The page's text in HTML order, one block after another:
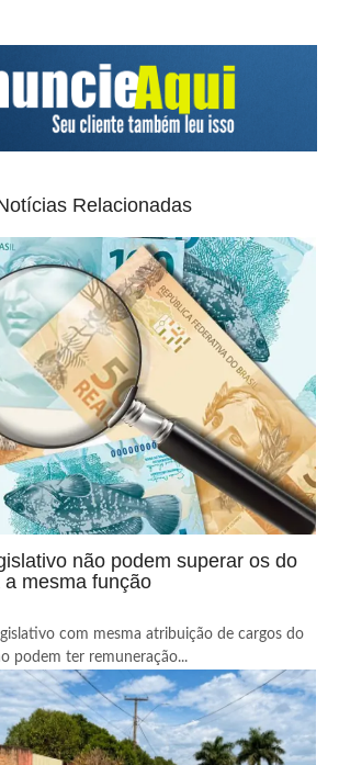
Relacionadas
não podem superar os do
mesma função
com mesma atribuição de cargos do
podem ter remuneração...